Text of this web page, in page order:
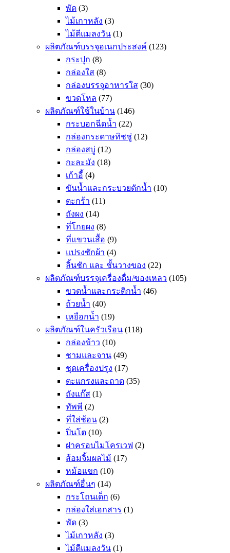
พัด (3)
ไม้เกาหลัง (3)
ไม้ตีแมลงวัน (1)
ผลิตภัณฑ์บรรจุอเนกประสงค์ (123)
กระปุก (8)
กล่องใส (8)
กล่องบรรจุอาหารใส (30)
ขวดโหล (77)
ผลิตภัณฑ์ใช้ในบ้าน (146)
กระบอกฉีดน้ำ (22)
กล่องกระดาษทิชชู่ (12)
กล่องสบู่ (12)
กะละมัง (18)
เก้าอี้ (4)
ขันน้ำและกระบวยตักน้ำ (10)
ตะกร้า (11)
ถังผง (14)
ที่โกยผง (8)
ที่แขวนเสื้อ (9)
แปรงซักผ้า (4)
ลิ้นชัก และ ชั้นวางของ (22)
ผลิตภัณฑ์บรรจุเครื่องดื่ม/ของเหลว (105)
ขวดน้ำและกระติกน้ำ (46)
ถ้วยน้ำ (40)
เหยือกน้ำ (19)
ผลิตภัณฑ์ในครัวเรือน (118)
กล่องข้าว (10)
ชามและจาน (49)
ชุดเครื่องปรุง (17)
ตะแกรงและถาด (35)
ถังแก๊ส (1)
ทัพพี (2)
ที่ใส่ช้อน (2)
ปิ่นโต (10)
ฝาครอบไมโครเวฟ (2)
ส้อมจิ้มผลไม้ (17)
หม้อแขก (10)
ผลิตภัณฑ์อื่นๆ (14)
กระโถนเด็ก (6)
กล่องใส่เอกสาร (1)
พัด (3)
ไม้เกาหลัง (3)
ไม้ตีแมลงวัน (1)